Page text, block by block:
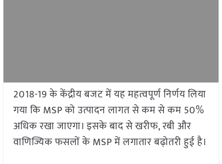
2018-19 के केंद्रीय बजट में यह महत्वपूर्ण निर्णय लिया
गया कि MSP को उत्पादन लागत से कम से कम 50%
अधिक रखा जाएगा। इसके बाद से खरीफ, रबी और
वाणिज्यिक फसलों के MSP में लगातार बढ़ोतरी हुई है।